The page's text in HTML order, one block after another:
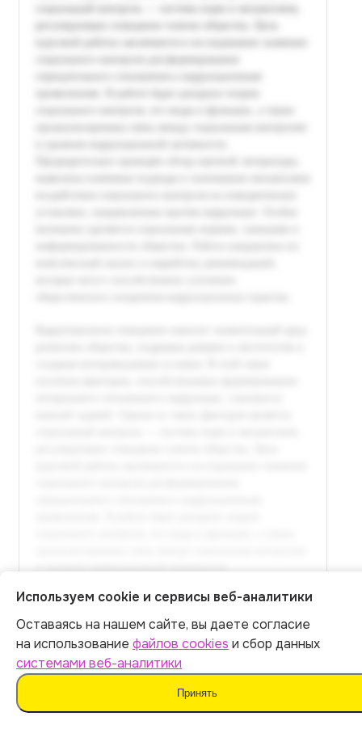
Полный текст доступен
в расширенной версии
Оплатить 399 р.
Итог:399р.
Оплатить
Используем cookie и сервисы веб-аналитики
Оставаясь на нашем сайте, вы даете согласие
на использование файлов cookies и сбор данных
системами веб-аналитики
Принять